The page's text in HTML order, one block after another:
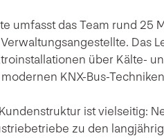
umfasst das Team rund 25
Das
über Kälte-
KNX-Bus-
ist vielseitig:
zu den